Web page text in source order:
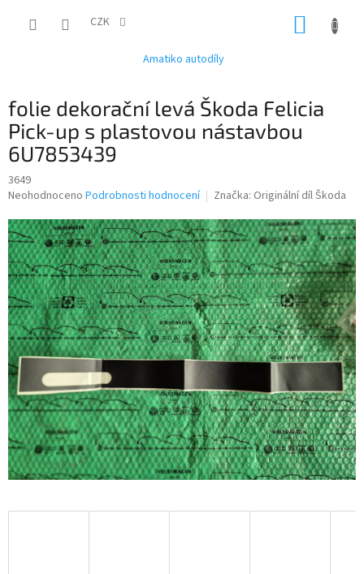
CZK
Amatiko autodíly
folie dekorační levá Škoda Felicia
Pick-up s plastovou nástavbou
6U7853439
3649
Průměrné
produktu
je
0,0
z
5
hvězdiček.
Neohodnoceno Podrobnosti hodnocení Značka: Originální díl Škoda